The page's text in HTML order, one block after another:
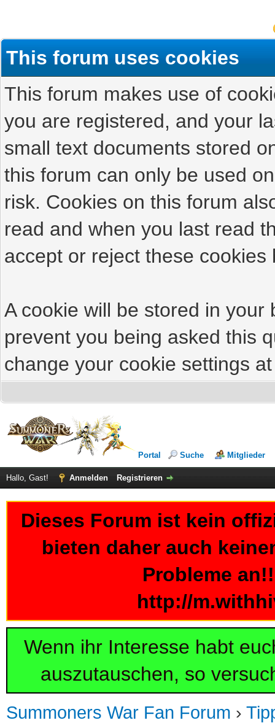
This forum uses cookies
This forum makes use of
you are registered, and your
small text documents stored
this forum can only be used
risk. Cookies on this forum
read and when you last read
accept or reject these cookies
A cookie will be stored in
prevent you being asked this
change your cookie settings
Portal Suche Mitglieder
Hallo, Gast! Anmelden Registrieren
Dieses Forum ist kein
bieten daher auch
Probleme
http://
Wenn ihr Interesse habt
auszutauschen, so
Summoners War Fan Forum ›